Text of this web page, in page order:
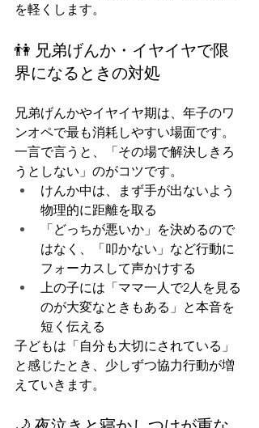
を軽くします。
👫 兄弟げんか・イヤイヤで限
界になるときの対処
兄弟げんかやイヤイヤ期は、年子のワ
ンオペで最も消耗しやすい場面です。
一言で言うと、「その場で解決しきろ
うとしない」のがコツです。
けんか中は、まず手が出ないよう
物理的に距離を取る
「どっちが悪いか」を決めるので
はなく、「叩かない」など行動に
フォーカスして声かけする
上の子には「ママ一人で2人を見る
のが大変なときもある」と本音を
短く伝える
子どもは「自分も大切にされている」
と感じたとき、少しずつ協力行動が増
えていきます。